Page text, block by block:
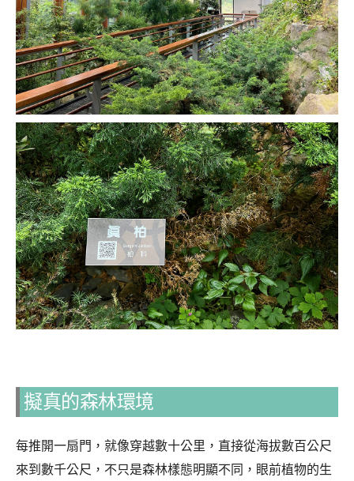
擬真的森林環境
每推開一扇門，就像穿越數十公里，直接從海拔數百公尺
來到數千公尺，不只是森林樣態明顯不同，眼前植物的生